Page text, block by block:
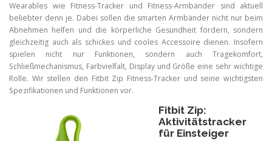
GEARBEST COUPONS UND RABATTE
Wearables wie Fitness-Tracker und Fitness-Armbänder sind aktuell
beliebter denn je. Dabei sollen die smarten Armbänder nicht nur beim
Abnehmen helfen und die körperliche Gesundheit fördern, sondern
gleichzeitig auch als schickes und cooles Accessoire dienen. Insofern
spielen nicht nur Funktionen, sondern auch Tragekomfort,
Schließmechanismus, Farbvielfalt, Display und Größe eine sehr wichtige
Rolle. Wir stellen den Fitbit Zip Fitness-Tracker und seine wichtigsten
Spezifikationen und Funktionen vor.
Fitbit Zip:
Aktivitätstracker
für Einsteiger